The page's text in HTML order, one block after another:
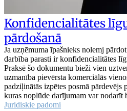
Konfidencialitātes
pārdošanā
Ja uzņēmuma īpašnieks nolemj
darbība parasti ir konfidencialitātes
Praksē šo dokumentu bieži vien
uzmanība pievērsta komerciālās
padziļinātās izpētes posmā
kuras noplūde darījumam var nodarīt
Juridiskie padomi